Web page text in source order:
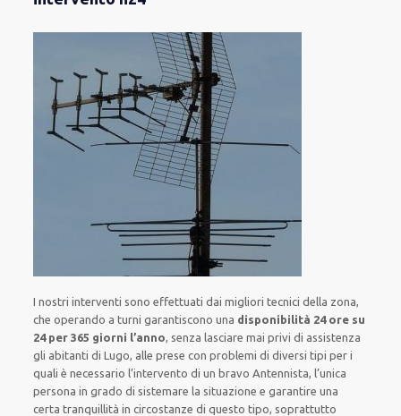
I nostri interventi sono effettuati dai migliori tecnici della zona,
che operando a turni garantiscono una disponibilità 24 ore su
24 per 365 giorni l’anno, senza lasciare mai privi di assistenza
gli abitanti di Lugo, alle prese con problemi di diversi tipi per i
quali è necessario l’intervento di un bravo Antennista, l’unica
persona in grado di sistemare la situazione e garantire una
certa tranquillità in circostanze di questo tipo, soprattutto